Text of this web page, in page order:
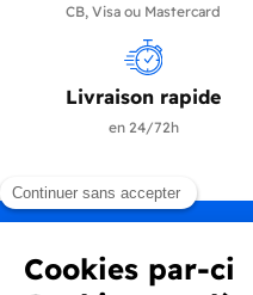
CB, Visa ou Mastercard
Livraison rapide
en 24/72h